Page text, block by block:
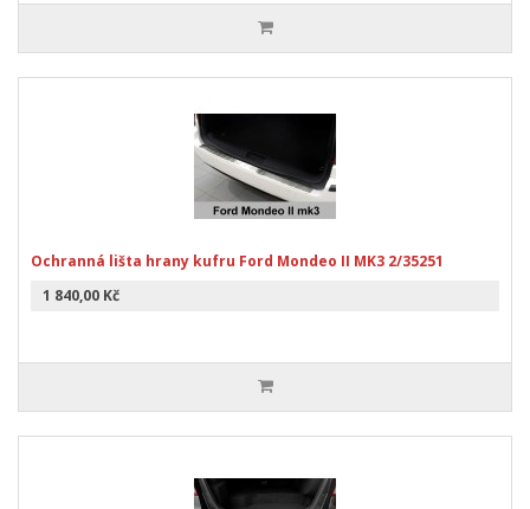
Ochranná lišta hrany kufru Ford Mondeo II MK3 2/35251
1 840,00 Kč